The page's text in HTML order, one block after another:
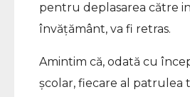
pentru deplasarea către
învățământ, va fi retras.
Amintim că, odată cu
școlar, fiecare al patrulea